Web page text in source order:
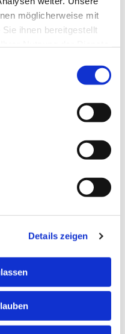
möglicherweise mit
ihnen bereitgestellt
Details zeigen